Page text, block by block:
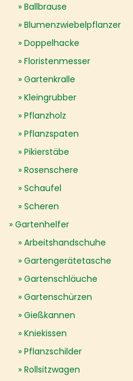
Ballbrause
Blumenzwiebelpflanzer
Doppelhacke
Floristenmesser
Gartenkralle
Kleingrubber
Pflanzholz
Pflanzspaten
Pikierstäbe
Rosenschere
Schaufel
Scheren
Gartenhelfer
Arbeitshandschuhe
Gartengerätetasche
Gartenschläuche
Gartenschürzen
Gießkannen
Kniekissen
Pflanzschilder
Rollsitzwagen